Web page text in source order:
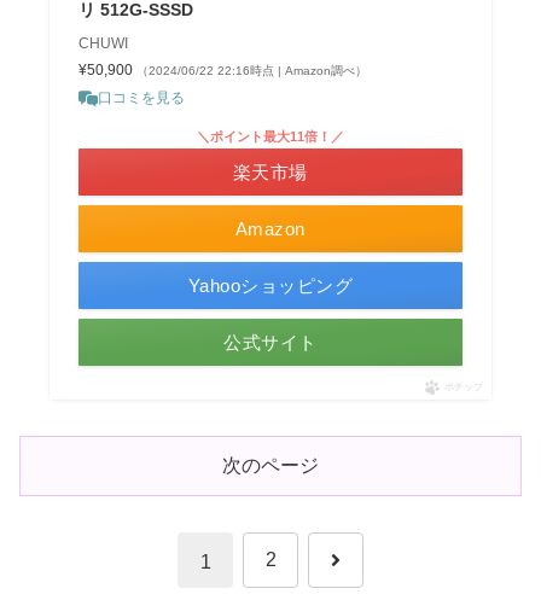
リ 512G-SSSD
CHUWI
¥50,900
（2024/06/22 22:16時点 | Amazon調べ）
口コミを見る
Amazon
＼ポイント最大11倍！／
楽天市場
Yahooショッピング
公式サイト
ポチップ
次のページ
1 2 次